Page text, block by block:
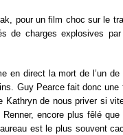
pour un film choc sur le
de charges explosives
en direct la mort de l’un de
Guy Pearce fait donc une
Kathryn de nous priver si
encore plus fêlé que
est le plus souvent